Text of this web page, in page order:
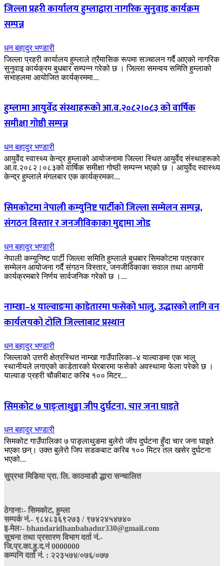
जिल्ला प्रहरी कार्यालय हुम्लाद्वारा नागरिक सुनुवाइ कार्यक्रम
सम्पन्न
धन बहादुर भण्डारी
जिल्ला प्रहरी कार्यालय हुम्लाले त्रैमासिक रूपमा सञ्चालन गर्दै आएको नागरिक
सुनुवाइ कार्यक्रम बुधबार सम्पन्न गरेको छ । जिल्ला समन्वय समिति हुम्लाको
सभाहलमा आयोजित कार्यक्रममा...
हुम्लामा आयुर्वेद संस्थाहरूको आ.व.२०८२।०८३ को वार्षिक
समीक्षा गोष्ठी सम्पन्न
धन बहादुर भण्डारी
आयुर्वेद स्वास्थ्य केन्द्र हुम्लाको आयोजनामा जिल्ला स्थित आयुर्वेद संस्थाहरूको
आ.व.२०८२।०८३को वार्षिक समीक्षा गोष्ठी सम्पन्न भएको छ । आयुर्वेद स्वास्थ्य
केन्द्र हुम्लाले मंगलबार एक कार्यक्रमका...
सिमकोटमा नेपाली कम्युनिष्ट पार्टीको जिल्ला सम्मेलन सम्पन्न,
संगठन विस्तार र जनजीविकाका मुद्दामा जोड
धन बहादुर भण्डारी
नेपाली कम्युनिष्ट पार्टी जिल्ला समिति हुम्लाले बुधबार सिमकोटमा पत्रकार
सम्मेलन आयोजना गर्दै संगठन विस्तार, जनजीविकाका सवाल तथा आगामी
कार्यक्रमबारे निर्णय सार्वजनिक गरेको छ ।...
नाम्खा–४ याल्वाङमा काडेतारमा फसेको भालु, उद्धारको लागि वन
कार्यलयको टोलि जिल्लाबाट प्रस्थान
धन बहादुर भण्डारी
जिल्लाको उत्तरी क्षेत्रस्थित नाम्खा गाउँपालिका–४ याल्वाङमा एक भालु
स्थानीयले लगाएको काडेतारको घेरबारमा फसेको अवस्थामा फेला परेको छ ।
याल्वाङ प्रहरी चौकीबाट करिब १०० मिटर...
सिमकोट ७ पाङ्लाथुङ्मा जीप दुर्घटना, चार जना घाइते
धन बहादुर भण्डारी
सिमकोट गाउँपालिका ७ पाङ्लाथुङमा बुलेरो जीप दुर्घटना हुँदा चार जना घाइते
भएका छन्। उक्त बुलेरो जिप सडकबाट करिब १०० मिटर तल खसेर दुर्घटना
भएको...
सुप्रभा मिडिया प्रा. लि. काठमाडौ द्धारा सन्चालित
ठेगानाः- सिमकोट, हुम्ला
सम्पर्क नं‍.- ९८४८३६९२७३ / ९७४२४५४७४०
इ-मेलः- bhandaridhanbahadur330@gmail.com
सूचना तथा प्रसारण विभाग दर्ता नं.-
जि.प्र.का.हु.द.नं 0000000
कम्पनि दर्ता नं. : २२३५७४/०७६/०७७